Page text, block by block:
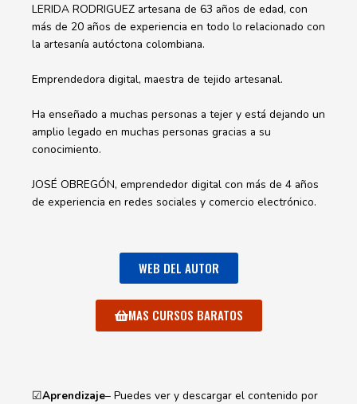
LERIDA RODRIGUEZ artesana de 63 años de edad, con
más de 20 años de experiencia en todo lo relacionado con
la artesanía autóctona colombiana.
Emprendedora digital, maestra de tejido artesanal.
Ha enseñado a muchas personas a tejer y está dejando un
amplio legado en muchas personas gracias a su
conocimiento.
JOSÉ OBREGÓN, emprendedor digital con más de 4 años
de experiencia en redes sociales y comercio electrónico.
WEB DEL AUTOR
MAS CURSOS BARATOS
☑Aprendizaje– Puedes ver y descargar el contenido por